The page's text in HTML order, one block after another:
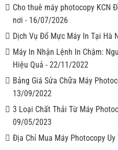
Cho thuê máy photocopy KCN
nơi - 16/07/2026
Dịch Vụ Đổ Mực Máy In Tại Hà
Máy In Nhận Lệnh In Chậm:
Hiệu Quả - 22/11/2022
Bảng Giá Sửa Chữa Máy
13/09/2022
3 Loại Chất Thải Từ Máy
09/05/2023
Địa Chỉ Mua Máy Photocopy Uy